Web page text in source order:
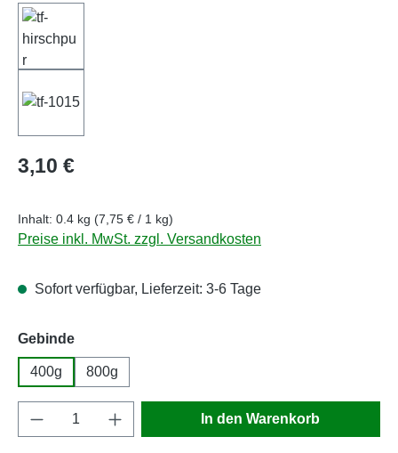
Regulärer Preis:
3,10 €
Inhalt: 0.4 kg (7,75 € / 1 kg)
Preise inkl. MwSt. zzgl. Versandkosten
Sofort verfügbar, Lieferzeit: 3-6 Tage
Gebindeauswählen
400g 800g
Produkt Anzahl: Gib den gewünschten
In den Warenkorb